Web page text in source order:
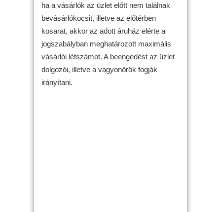
ha a vásárlók az üzlet előtt nem találnak
bevásárlókocsit, illetve az előtérben
kosarat, akkor az adott áruház elérte a
jogszabályban meghatározott maximális
vásárlói létszámot. A beengedést az üzlet
dolgozói, illetve a vagyonőrök fogják
irányítani.